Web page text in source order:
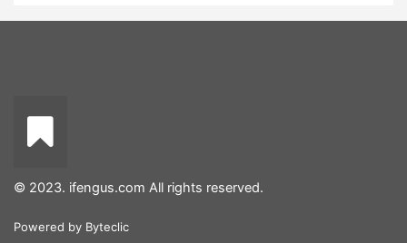
© 2023. ifengus.com All rights reserved.
Powered by Byteclic